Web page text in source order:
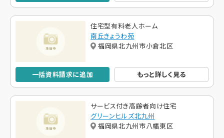
住宅型有料老人ホーム
南丘きょうわ苑
福岡県北九州市小倉北区
一括資料請求に追加 もっと詳しく見る
サービス付き高齢者向け住宅
グリーンヒルズ北九州
福岡県北九州市八幡東区